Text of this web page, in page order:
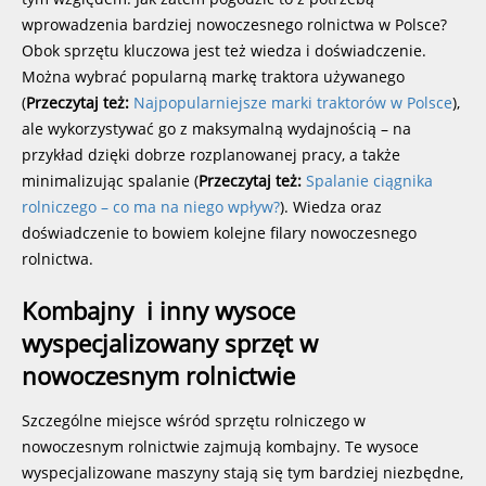
wprowadzenia bardziej nowoczesnego rolnictwa w Polsce?
Obok sprzętu kluczowa jest też wiedza i doświadczenie.
Można wybrać popularną markę traktora używanego
(Przeczytaj też: Najpopularniejsze marki traktorów w Polsce),
ale wykorzystywać go z maksymalną wydajnością – na
przykład dzięki dobrze rozplanowanej pracy, a także
minimalizując spalanie (Przeczytaj też: Spalanie ciągnika
rolniczego – co ma na niego wpływ?). Wiedza oraz
doświadczenie to bowiem kolejne filary nowoczesnego
rolnictwa.
Kombajny i inny wysoce
wyspecjalizowany sprzęt w
nowoczesnym rolnictwie
Szczególne miejsce wśród sprzętu rolniczego w
nowoczesnym rolnictwie zajmują kombajny. Te wysoce
wyspecjalizowane maszyny stają się tym bardziej niezbędne,